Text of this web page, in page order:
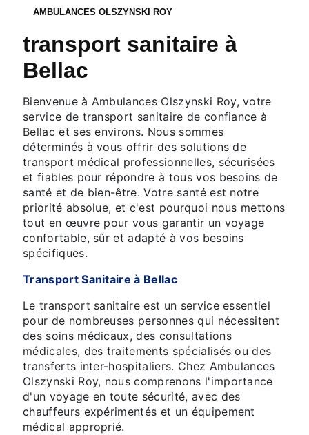
AMBULANCES OLSZYNSKI ROY
transport sanitaire à
Bellac
Bienvenue à Ambulances Olszynski Roy, votre
service de transport sanitaire de confiance à
Bellac et ses environs. Nous sommes
déterminés à vous offrir des solutions de
transport médical professionnelles, sécurisées
et fiables pour répondre à tous vos besoins de
santé et de bien-être. Votre santé est notre
priorité absolue, et c'est pourquoi nous mettons
tout en œuvre pour vous garantir un voyage
confortable, sûr et adapté à vos besoins
spécifiques.
Transport Sanitaire à Bellac
Le transport sanitaire est un service essentiel
pour de nombreuses personnes qui nécessitent
des soins médicaux, des consultations
médicales, des traitements spécialisés ou des
transferts inter-hospitaliers. Chez Ambulances
Olszynski Roy, nous comprenons l'importance
d'un voyage en toute sécurité, avec des
chauffeurs expérimentés et un équipement
médical approprié.